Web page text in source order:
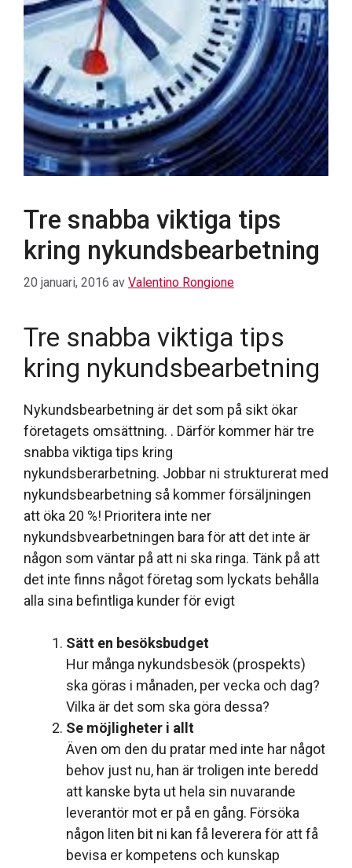
Tre snabba viktiga tips
kring nykundsbearbetning
20 januari, 2016 av Valentino Rongione
Tre snabba viktiga tips
kring nykundsbearbetning
Nykundsbearbetning är det som på sikt ökar
företagets omsättning. . Därför kommer här tre
snabba viktiga tips kring
nykundsberarbetning. Jobbar ni strukturerat med
nykundsbearbetning så kommer försäljningen
att öka 20 %! Prioritera inte ner
nykundsbvearbetningen bara för att det inte är
någon som väntar på att ni ska ringa. Tänk på att
det inte finns något företag som lyckats behålla
alla sina befintliga kunder för evigt
Sätt en besöksbudget
Hur många nykundsbesök (prospekts)
ska göras i månaden, per vecka och dag?
Vilka är det som ska göra dessa?
Se möjligheter i allt
Även om den du pratar med inte har något
behov just nu, han är troligen inte beredd
att kanske byta ut hela sin nuvarande
leverantör mot er på en gång. Försöka
någon liten bit ni kan få leverera för att få
bevisa er kompetens och kunskap